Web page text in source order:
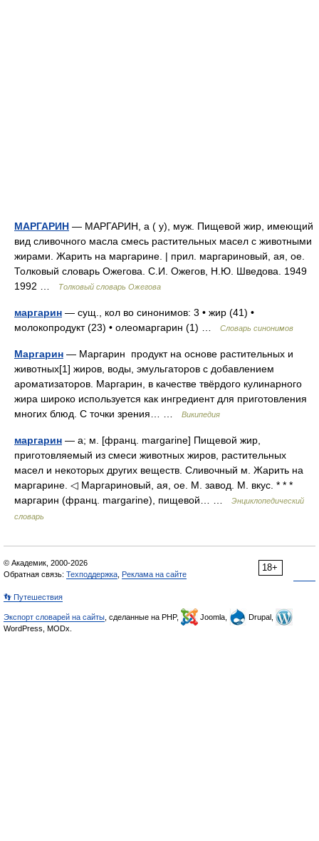
МАРГАРИН — МАРГАРИН, а ( у), муж. Пищевой жир, имеющий
вид сливочного масла смесь растительных масел с животными
жирами. Жарить на маргарине. | прил. маргариновый, ая, ое.
Толковый словарь Ожегова. С.И. Ожегов, Н.Ю. Шведова. 1949
1992 …
Толковый словарь Ожегова
маргарин — сущ., кол во синонимов: 3 • жир (41) •
молокопродукт (23) • олеомаргарин (1) …
Словарь синонимов
Маргарин — Маргарин продукт на основе растительных и
животных[1] жиров, воды, эмульгаторов с добавлением
ароматизаторов. Маргарин, в качестве твёрдого кулинарного
жира широко используется как ингредиент для приготовления
многих блюд. С точки зрения… …
Википедия
маргарин — а; м. [франц. margarine] Пищевой жир,
приготовляемый из смеси животных жиров, растительных
масел и некоторых других веществ. Сливочный м. Жарить на
маргарине. ◁ Маргариновый, ая, ое. М. завод. М. вкус. * * *
маргарин (франц. margarine), пищевой… …
Энциклопедический
словарь
18+
© Академик, 2000-2026
Обратная связь: Техподдержка Реклама на сайте
👣 Путешествия
Экспорт словарей на сайты , сделанные на PHP, Joomla,
Drupal,
WordPress, MODx.